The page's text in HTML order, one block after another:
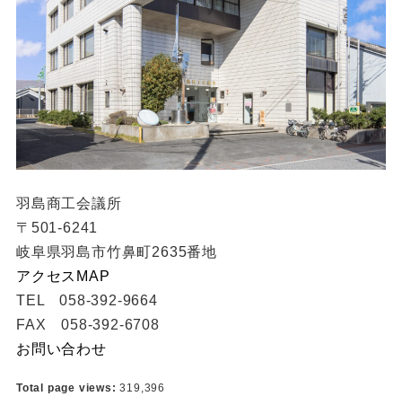
羽島商工会議所
〒501-6241
岐阜県羽島市竹鼻町2635番地
アクセスMAP
TEL 058-392-9664
FAX 058-392-6708
お問い合わせ
Total page views:319,396